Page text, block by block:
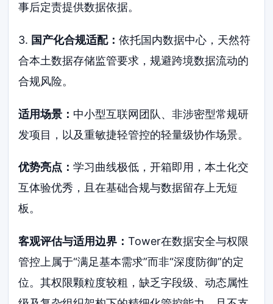
事后定责提供数据依据。
3. 国产化合规适配：依托国内数据中心，天然符
合本土数据存储监管要求，规避跨境数据流动的
合规风险。
适用场景： 中小型互联网团队、非涉密型常规研
发项目，以及重敏捷轻管控的轻量级协作场景。
优势亮点：学习曲线极低，开箱即用，本土化交
互体验优秀，且在基础合规与数据留存上无短
板。
客观评估与适用边界：Tower在数据安全与权限
管控上属于“满足基本需求”而非“深度防御”的定
位。其权限颗粒度较粗，缺乏字段级、动态属性